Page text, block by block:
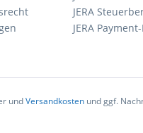
JERA
JERA
undVersandkosten und ggf.